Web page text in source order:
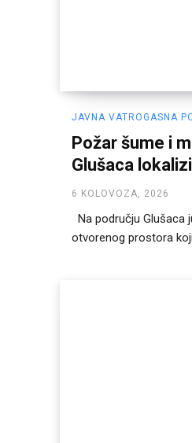
JAVNA VATROGASNA
Požar šume i
Glušaca
6 KOLOVOZA, 2026
Na području Glušaca
otvorenog prostora